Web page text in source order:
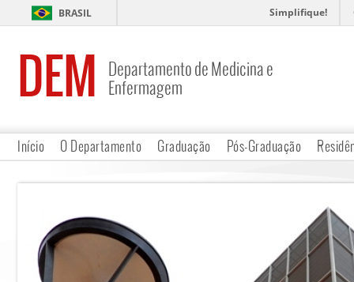
BRASIL Simplifique!
DEM
Departamento de Medicina e
Enfermagem
Início O Departamento Graduação Pós-Graduação